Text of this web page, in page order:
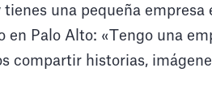
una pequeña empresa
en Palo Alto: «Tengo una
compartir historias,